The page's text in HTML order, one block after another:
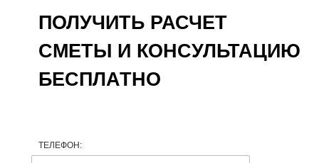
ПОЛУЧИТЬ РАСЧЕТ
СМЕТЫ И КОНСУЛЬТАЦИЮ
БЕСПЛАТНО
ТЕЛЕФОН: